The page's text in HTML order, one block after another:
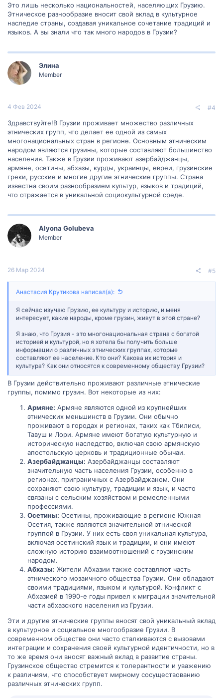
Это лишь несколько национальностей, населяющих Грузию.
Этническое разнообразие вносит свой вклад в культурное
наследие страны, создавая уникальное сочетание традиций и
языков. А вы знали что так много народов в Грузии?
Элина
Member
4 Фев 2024 #4
Здравствуйте!В Грузии проживает множество различных
этнических групп, что делает ее одной из самых
многонациональных стран в регионе. Основным этническим
народом являются грузины, которые составляют большинство
населения. Также в Грузии проживают азербайджанцы,
армяне, осетины, абхазы, курды, украинцы, евреи, грузинские
греки, русские и многие другие этнические группы. Страна
известна своим разнообразием культур, языков и традиций,
что отражается в уникальной социокультурной среде.
Alyona Golubeva
Member
26 Мар 2024 #5
Анастасия Крутикова написал(а):
Я сейчас изучаю Грузию, ее культуру и историю, и меня
интересует, какие народы, кроме грузин, живут в этой стране?
Я знаю, что Грузия - это многонациональная страна с богатой
историей и культурой, но я хотела бы получить больше
информации о различных этнических группах, которые
составляют ее население. Кто они? Какова их история и
культура? Как они относятся к современному обществу Грузии?
В Грузии действительно проживают различные этнические
группы, помимо грузин. Вот некоторые из них:
Армяне: Армяне являются одной из крупнейших
этнических меньшинств в Грузии. Они обычно
проживают в городах и регионах, таких как Тбилиси,
Тавуш и Лори. Армяне имеют богатую культурную и
историческую наследство, включая свою армянскую
апостольскую церковь и традиционные обычаи.
Азербайджанцы: Азербайджанцы составляют
значительную часть населения Грузии, особенно в
регионах, приграничных с Азербайджаном. Они
сохраняют свою культуру, традиции и язык, и часто
связаны с сельским хозяйством и ремесленными
профессиями.
Осетины: Осетины, проживающие в регионе Южная
Осетия, также являются значительной этнической
группой в Грузии. У них есть своя уникальная культура,
включая осетинский язык и традиции, и они имеют
сложную историю взаимоотношений с грузинским
народом.
Абхазы: Жители Абхазии также составляют часть
этнического мозаичного общества Грузии. Они обладают
своими традициями, языком и культурой. Конфликт с
Абхазией в 1990-е годы привел к миграции значительной
части абхазского населения из Грузии.
Эти и другие этнические группы вносят свой уникальный вклад
в культурное и социальное многообразие Грузии. В
современном обществе они часто сталкиваются с вызовами
интеграции и сохранения своей культурной идентичности, но в
то же время они вносят важный вклад в развитие страны.
Грузинское общество стремится к толерантности и уважению
к различиям, что способствует мирному сосуществованию
различных этнических групп.